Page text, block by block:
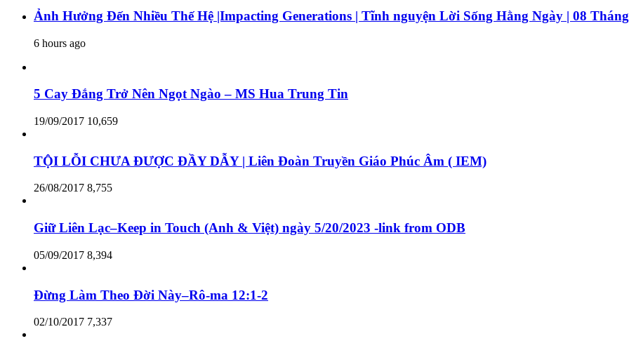
Ảnh Hưởng Đến Nhiều Thế Hệ |Impacting Generations | Tĩnh nguyện Lời Sống Hằng Ngày | 08
6 hours ago
5 Cay Đắng Trở Nên Ngọt Ngào – MS Hua Trung Tin
19/09/2017 10,659
TỘI LỖI CHƯA ĐƯỢC ĐẦY DẪY | Liên Đoàn Truyền Giáo Phúc Âm ( IEM)
26/08/2017 8,755
Giữ Liên Lạc–Keep in Touch (Anh & Việt) ngày 5/20/2023 -link from ODB
05/09/2017 8,394
Đừng Làm Theo Đời Này–Rô-ma 12:1-2
02/10/2017 7,337